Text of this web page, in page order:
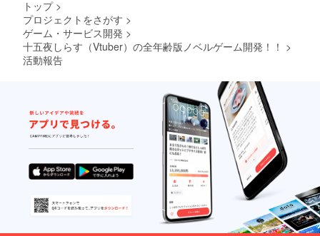
ます
プラン
以上限
定！）
┗必ず
備考欄
に掲載
するお
名前と
『＠』
から始
まるID
を記入
してく
ださ
ペシャ
ルサン
してお
名前の
掲載
（ご本
名であ
る必要
はあり
ませ
ん）。
┗お名
前の表
記＋
X（旧：
Twitter
トップ >
プロジェクトをさがす >
ゲーム・サービス開発 >
十五夜しらす（Vtuber）の全年齢版ノベルゲーム開発！！ >
活動報告